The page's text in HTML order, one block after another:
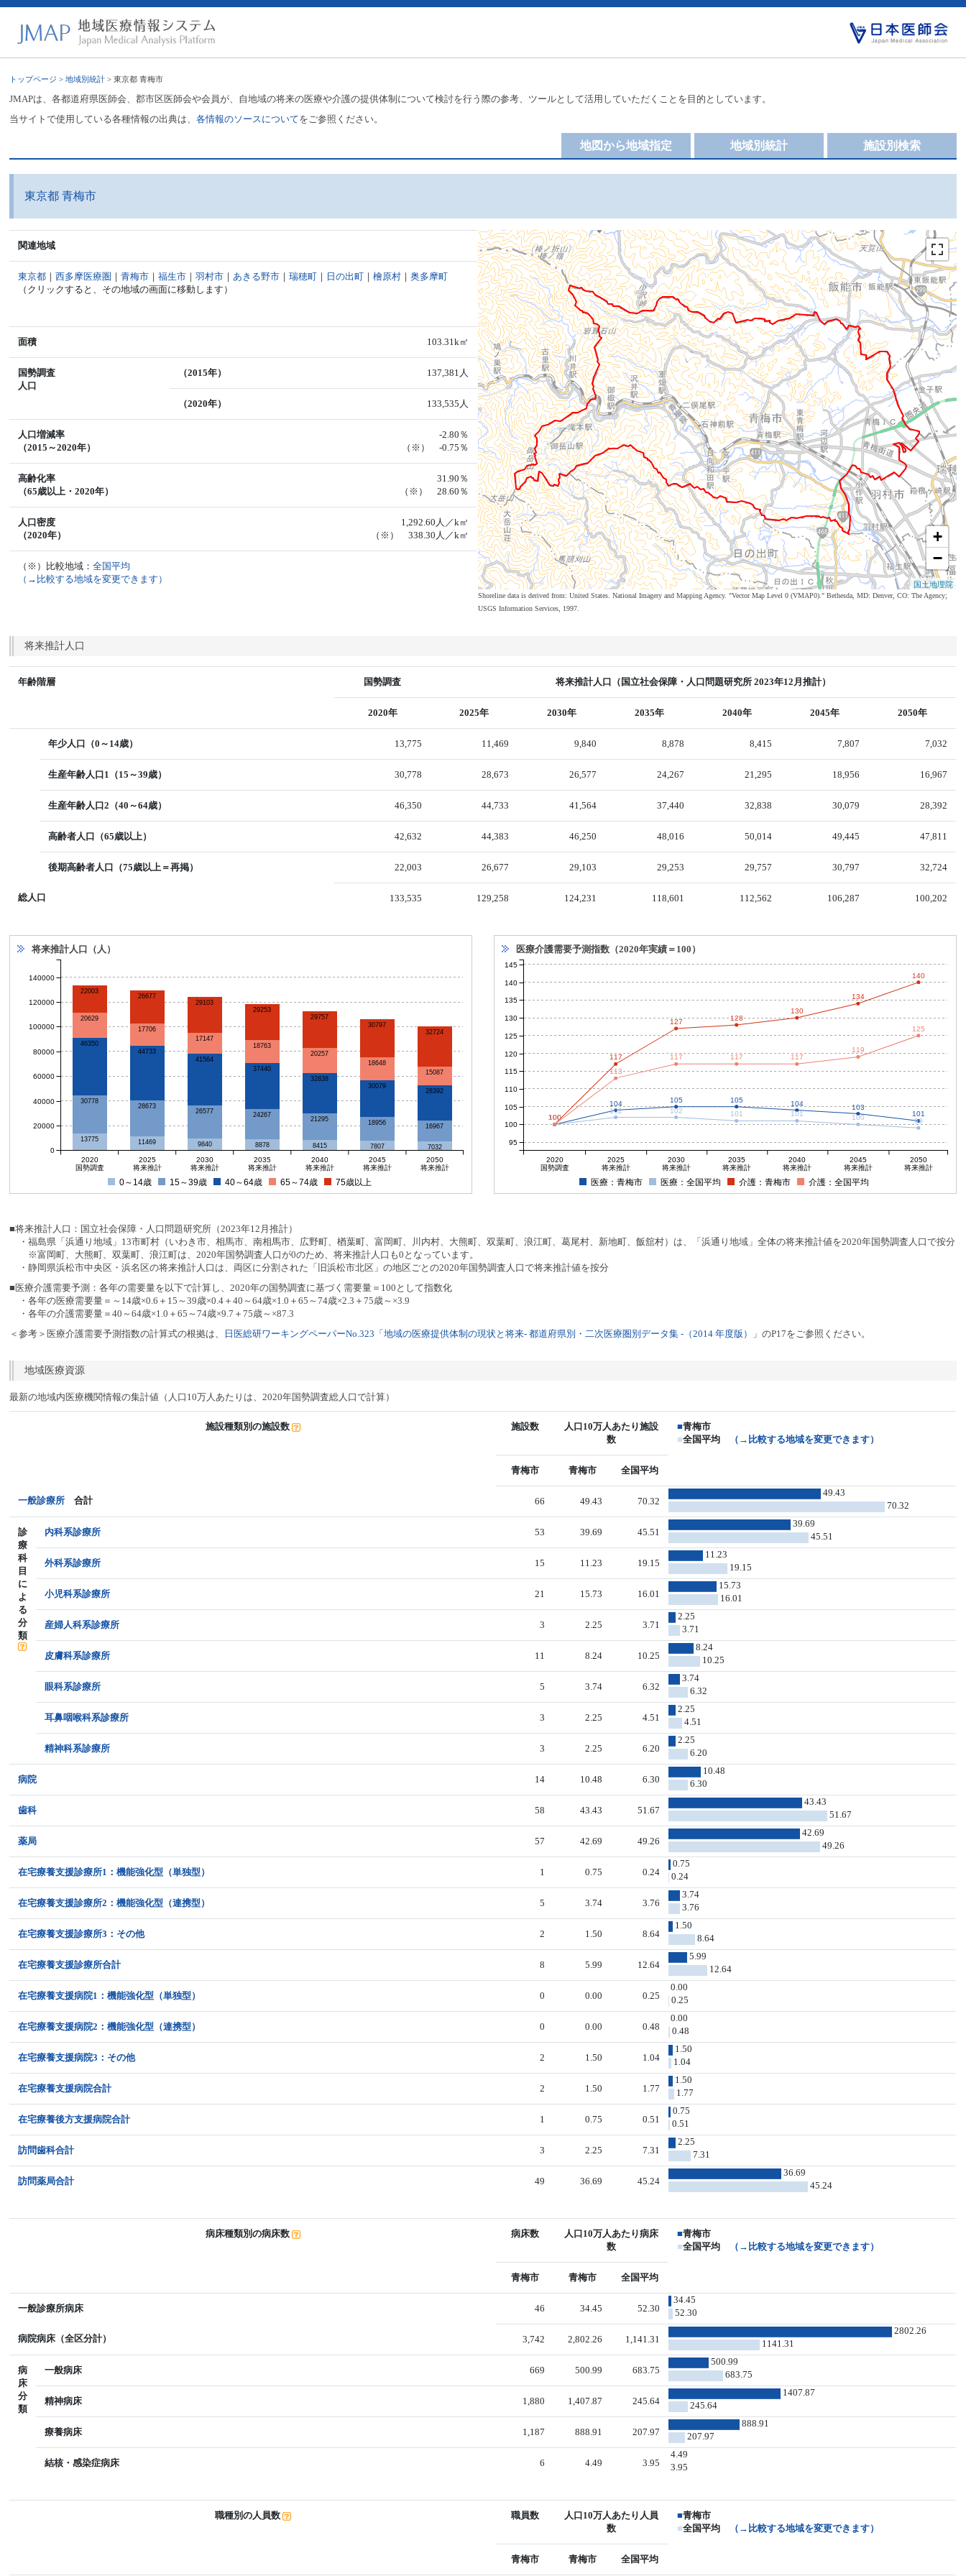
トップページ >地域別統計 > 東京都 青梅市
JMAPは、各都道府県医師会、郡市区医師会や会員が、自地域の将来の医療や介護の提供体制について検討を行う際の参考、ツールとして活用していただくことを目的としています。
当サイトで使用している各種情報の出典は、各情報のソースについてをご参照ください。
施設別検索
地域別統計
地図から地域指定
東京都 青梅市
関連地域
東京都 ｜西多摩医療圏 ｜青梅市 ｜福生市 ｜羽村市 ｜あきる野市 ｜瑞穂町 ｜ 日の出町 ｜檜原村 ｜奥多摩町
（クリックすると、その地域の画面に移動します）
面積 103.31k㎡
国勢調査
人口
（2015年） 137,381人
（2020年） 133,535人
人口増減率
（2015～2020年）
-2.80％
（※） -0.75％
高齢化率
（65歳以上・2020年）
31.90％
（※） 28.60％
人口密度
（2020年）
1,292.60人／k㎡
（※） 338.30人／k㎡
（※）比較地域：全国平均
（→比較する地域を変更できます）
+
−
国土地理院
Shoreline data is derived from: United States. National Imagery and Mapping Agency. "Vector Map Level 0 (VMAP0)." Bethesda, MD: Denver, CO: The Agency;
USGS Information Services, 1997.
将来推計人口
年齢階層 国勢調査 将来推計人口（国立社会保障・人口問題研究所 2023年12月推計）
2020年 2025年 2030年 2035年 2040年 2045年 2050年
年少人口（0～14歳） 13,775 11,469 9,840 8,878 8,415 7,807 7,032
生産年齢人口1（15～39歳） 30,778 28,673 26,577 24,267 21,295 18,956 16,967
生産年齢人口2（40～64歳） 46,350 44,733 41,564 37,440 32,838 30,079 28,392
高齢者人口（65歳以上） 42,632 44,383 46,250 48,016 50,014 49,445 47,811
後期高齢者人口（75歳以上＝再掲） 22,003 26,677 29,103 29,253 29,757 30,797 32,724
総人口 133,535 129,258 124,231 118,601 112,562 106,287 100,202
将来推計人口（人）
13775 11469 9840 8878 8415 7807 7032
30778
28673
26577
24267
21295
18956 16967
46350
44733
41564
37440
32838
30079
28392
20629
17706
17147
18763
20257
18648
15087
22003
26677
29103
29253
29757
30797
32724
2020
国勢調査
2025
将来推計
2030
将来推計
2035
将来推計
2040
将来推計
2045
将来推計
2050
将来推計
0
20000
40000
60000
80000
100000
120000
140000
0～14歳 15～39歳 40～64歳 65～74歳 75歳以上
医療介護需要予測指数（2020年実績＝100）
100
104 105 105 104
103
101
100
102 102 101 101 100 99
100
117
127 128
130
134
140
100
113
117 117 117
119
125
2020
国勢調査
2025
将来推計
2030
将来推計
2035
将来推計
2040
将来推計
2045
将来推計
2050
将来推計
95
100
105
110
115
120
125
130
135
140
145
医療：青梅市 医療：全国平均 介護：青梅市 介護：全国平均
■将来推計人口：国立社会保障・人口問題研究所（2023年12月推計）
・福島県「浜通り地域」13市町村（いわき市、相馬市、南相馬市、広野町、楢葉町、富岡町、川内村、大熊町、双葉町、浪江町、葛尾村、新地町、飯舘村）は、「浜通り地域」全体の将来推計値を2020年国勢調査人口で按分
※富岡町、大熊町、双葉町、浪江町は、2020年国勢調査人口が0のため、将来推計人口も0となっています。
・静岡県浜松市中央区・浜名区の将来推計人口は、両区に分割された「旧浜松市北区」の地区ごとの2020年国勢調査人口で将来推計値を按分
■医療介護需要予測：各年の需要量を以下で計算し、2020年の国勢調査に基づく需要量＝100として指数化
・各年の医療需要量＝～14歳×0.6＋15～39歳×0.4＋40～64歳×1.0＋65～74歳×2.3＋75歳～×3.9
・各年の介護需要量＝40～64歳×1.0＋65～74歳×9.7＋75歳～×87.3
＜参考＞医療介護需要予測指数の計算式の根拠は、
日医総研ワーキングペーパーNo.323「地域の医療提供体制の現状と将来- 都道府県別・二次医療圏別データ集 -（2014 年度版）」のP17をご参照ください。
地域医療資源
最新の地域内医療機関情報の集計値（人口10万人あたりは、2020年国勢調査総人口で計算）
施設種類別の施設数 施設数
人口10万人あたり施設
数
■青梅市
■全国平均 （→比較する地域を変更できます）
青梅市 青梅市 全国平均
一般診療所 合計 66 49.43 70.32
49.43
70.32
診
療
科
目
に
よ
る
分
類
内科系診療所 53 39.69 45.51
39.69
45.51
外科系診療所 15 11.23 19.15
11.23
19.15
小児科系診療所 21 15.73 16.01
15.73
16.01
産婦人科系診療所 3 2.25 3.71
2.25
3.71
皮膚科系診療所 11 8.24 10.25
8.24
10.25
眼科系診療所 5 3.74 6.32
3.74
6.32
耳鼻咽喉科系診療所 3 2.25 4.51
2.25
4.51
精神科系診療所 3 2.25 6.20
2.25
6.20
病院 14 10.48 6.30
10.48
6.30
歯科 58 43.43 51.67
43.43
51.67
薬局 57 42.69 49.26
42.69
49.26
在宅療養支援診療所1：機能強化型（単独型） 1 0.75 0.24
0.75
0.24
在宅療養支援診療所2：機能強化型（連携型） 5 3.74 3.76
3.74
3.76
在宅療養支援診療所3：その他 2 1.50 8.64
1.50
8.64
在宅療養支援診療所合計 8 5.99 12.64
5.99
12.64
在宅療養支援病院1：機能強化型（単独型） 0 0.00 0.25
0.00
0.25
在宅療養支援病院2：機能強化型（連携型） 0 0.00 0.48
0.00
0.48
在宅療養支援病院3：その他 2 1.50 1.04
1.50
1.04
在宅療養支援病院合計 2 1.50 1.77
1.50
1.77
在宅療養後方支援病院合計 1 0.75 0.51
0.75
0.51
訪問歯科合計 3 2.25 7.31
2.25
7.31
訪問薬局合計 49 36.69 45.24
36.69
45.24
病床種類別の病床数 病床数
人口10万人あたり病床
数
■青梅市
■全国平均 （→比較する地域を変更できます）
青梅市 青梅市 全国平均
一般診療所病床 46 34.45 52.30
34.45
52.30
病院病床（全区分計） 3,742 2,802.26 1,141.31
2802.26
1141.31
病
床
分
類
一般病床 669 500.99 683.75
500.99
683.75
精神病床 1,880 1,407.87 245.64
1407.87
245.64
療養病床 1,187 888.91 207.97
888.91
207.97
結核・感染症病床 6 4.49 3.95
4.49
3.95
職種別の人員数 職員数
人口10万人あたり人員
数
■青梅市
■全国平均 （→比較する地域を変更できます）
青梅市 青梅市 全国平均